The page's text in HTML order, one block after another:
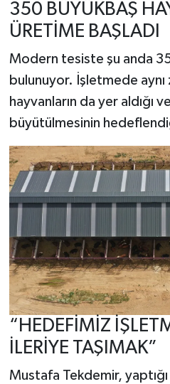
350 BÜYÜKBAŞ
ÜRETİME BAŞLADI
Modern tesiste şu anda
bulunuyor. İşletmede
hayvanların da yer aldığı
büyütülmesinin
“HEDEFİMİZ
İLERİYE TAŞIMAK”
Mustafa Tekdemir,